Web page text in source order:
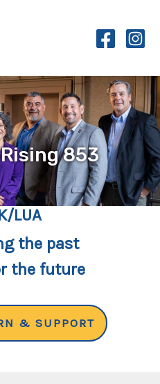
853
LUA
the past
the future
& SUPPORT